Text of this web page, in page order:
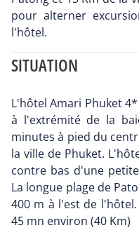
pour alterner
l'hôtel.
SITUATION
L'hôtel Amari Phuket
à l'extrémité de la
minutes à pied du
la ville de Phuket.
contre bas d'une
La longue plage de
400 m à l'est de
45 mn environ (40 Km)